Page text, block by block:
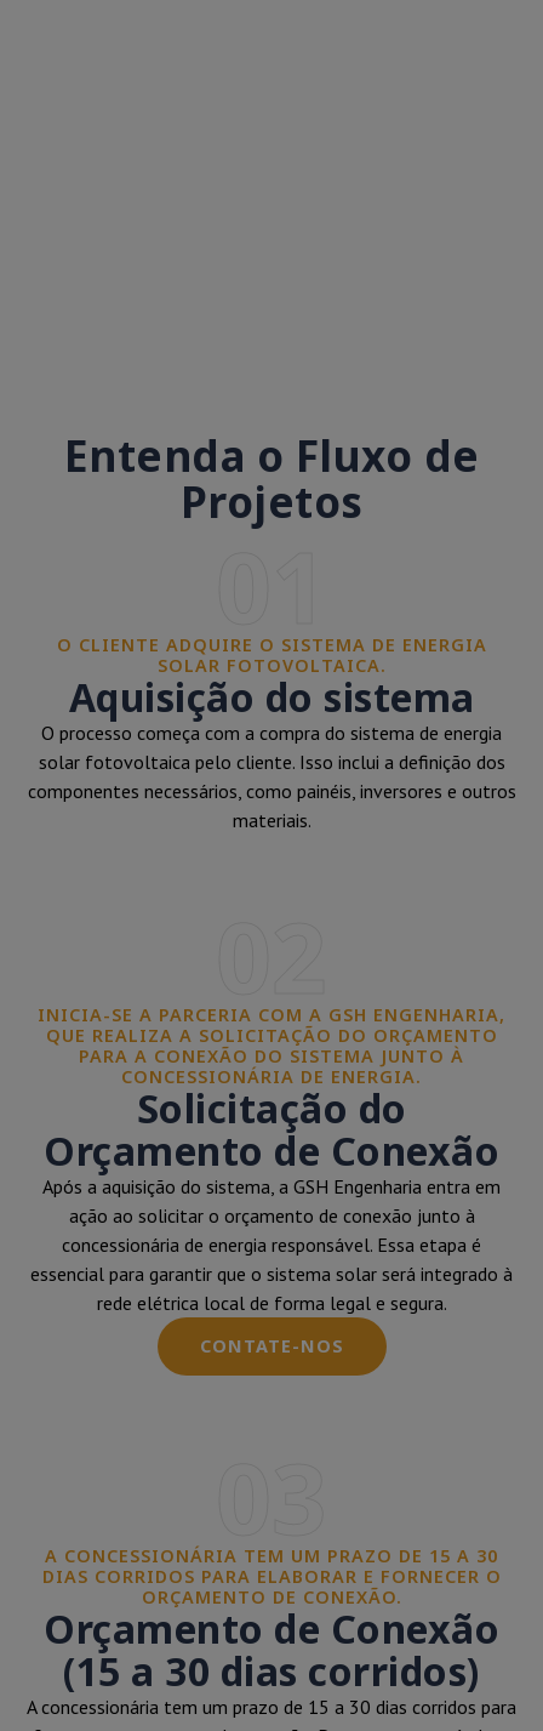
Entenda o Fluxo de
Projetos
O CLIENTE ADQUIRE O SISTEMA DE ENERGIA
SOLAR FOTOVOLTAICA.
Aquisição do sistema
O processo começa com a compra do sistema de energia
solar fotovoltaica pelo cliente. Isso inclui a definição dos
componentes necessários, como painéis, inversores e outros
materiais.
INICIA-SE A PARCERIA COM A GSH ENGENHARIA,
QUE REALIZA A SOLICITAÇÃO DO ORÇAMENTO
PARA A CONEXÃO DO SISTEMA JUNTO À
CONCESSIONÁRIA DE ENERGIA.
Solicitação do
Orçamento de Conexão
Após a aquisição do sistema, a GSH Engenharia entra em
ação ao solicitar o orçamento de conexão junto à
concessionária de energia responsável. Essa etapa é
essencial para garantir que o sistema solar será integrado à
rede elétrica local de forma legal e segura.
CONTATE-NOS
A CONCESSIONÁRIA TEM UM PRAZO DE 15 A 30
DIAS CORRIDOS PARA ELABORAR E FORNECER O
ORÇAMENTO DE CONEXÃO.
Orçamento de Conexão
(15 a 30 dias corridos)
A concessionária tem um prazo de 15 a 30 dias corridos para